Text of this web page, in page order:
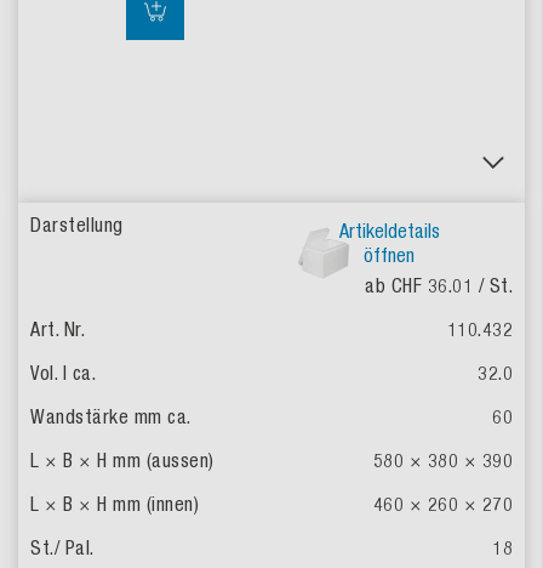
Artikeldetails
öffnen
ab CHF 36.01 / St.
110.432
32.0
60
580 × 380 × 390
460 × 260 × 270
18